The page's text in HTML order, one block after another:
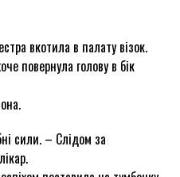
вкотила в палату візок.
повернула голову в бік
сили. – Слідом за